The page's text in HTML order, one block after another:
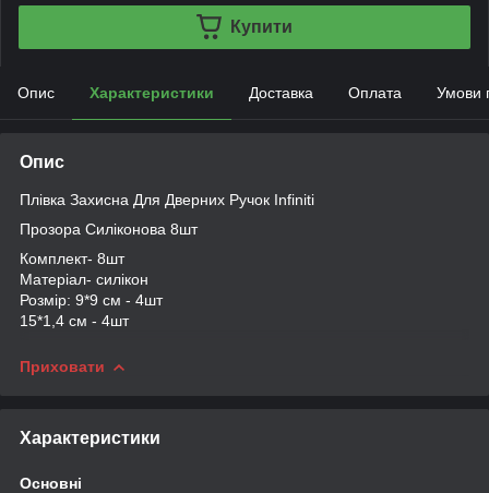
Купити
Опис Характеристики Доставка Оплата Умови
Опис
Плівка Захисна Для Дверних Ручок Infiniti
Прозора Силіконова 8шт
Комплект- 8шт
Матеріал- силікон
Розмір: 9*9 см - 4шт
15*1,4 см - 4шт
Приховати
Характеристики
Основні